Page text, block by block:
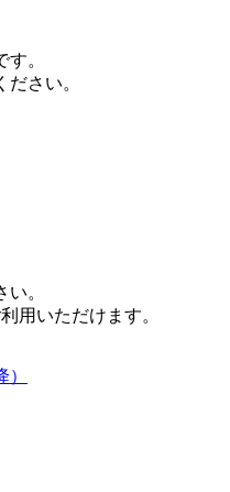
す。
さい。
い。
用いただけます。